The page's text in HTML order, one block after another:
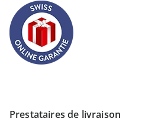
Prestataires de livraison